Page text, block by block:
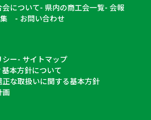
について 県内の商工会一覧 会報
集 お問い合わせ
ー
サイトマップ
本方針について
な取扱いに関する基本方針
画